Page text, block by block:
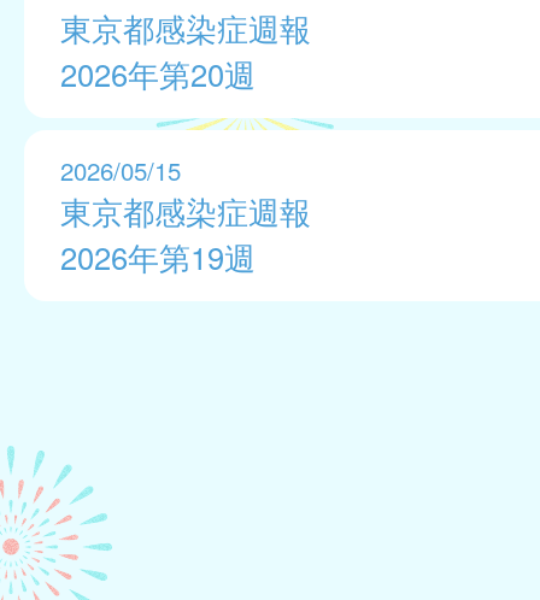
東京都感染症週報
2026年第20週
2026/05/15
東京都感染症週報
2026年第19週